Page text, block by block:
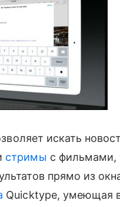
искать
стримы с фильмами,
прямо из
Quicktype, умеющая